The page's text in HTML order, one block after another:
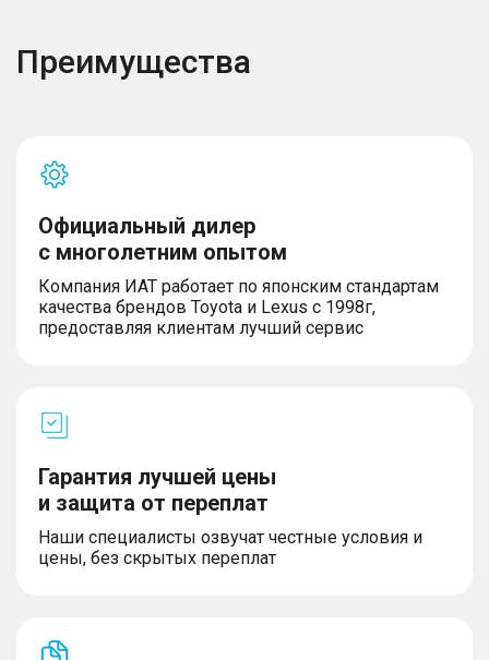
Преимущества
Официальный дилер
с многолетним опытом
Компания ИАТ работает по японским стандартам
качества брендов Toyota и Lexus с 1998г,
предоставляя клиентам лучший сервис
Гарантия лучшей цены
и защита от переплат
Наши специалисты озвучат честные условия и
цены, без скрытых переплат